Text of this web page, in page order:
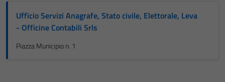
Ufficio Servizi Anagrafe, Stato civile, Elettorale, Leva
- Officine Contabili Srls
Piazza Municipio n. 1